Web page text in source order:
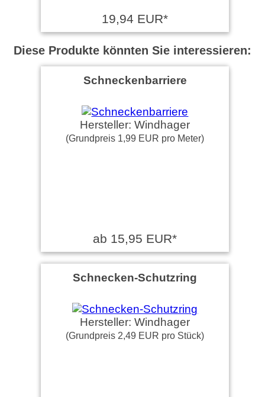
19,94 EUR*
Diese Produkte könnten Sie interessieren:
Schneckenbarriere
Hersteller: Windhager
(Grundpreis 1,99 EUR pro Meter)
ab 15,95 EUR*
Schnecken-Schutzring
Hersteller: Windhager
(Grundpreis 2,49 EUR pro Stück)